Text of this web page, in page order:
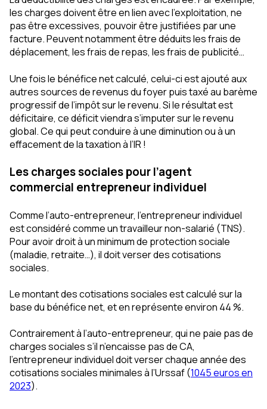
les charges doivent être en lien avec l’exploitation, ne
pas être excessives, pouvoir être justifiées par une
facture. Peuvent notamment être déduits les frais de
déplacement, les frais de repas, les frais de publicité…
Une fois le bénéfice net calculé, celui-ci est ajouté aux
autres sources de revenus du foyer puis taxé au barème
progressif de l’impôt sur le revenu. Si le résultat est
déficitaire, ce déficit viendra s’imputer sur le revenu
global. Ce qui peut conduire à une diminution ou à un
effacement de la taxation à l’IR !
Les charges sociales pour l’agent
commercial entrepreneur individuel
Comme l’auto-entrepreneur, l’entrepreneur individuel
est considéré comme un travailleur non-salarié (TNS).
Pour avoir droit à un minimum de protection sociale
(maladie, retraite…), il doit verser des cotisations
sociales.
Le montant des cotisations sociales est calculé sur la
base du bénéfice net, et en représente environ 44 %.
Contrairement à l’auto-entrepreneur, qui ne paie pas de
charges sociales s’il n’encaisse pas de CA,
l’entrepreneur individuel doit verser chaque année des
cotisations sociales minimales à l’Urssaf (1045 euros en
2023).